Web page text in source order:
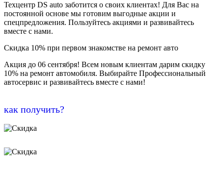
Техцентр DS auto заботится о своих клиентах! Для Вас на
постоянной основе мы готовим выгодные акции и
спецпредложения. Пользуйтесь акциями и развивайтесь
вместе с нами.
Скидка 10% при первом знакомстве на ремонт авто
Акция до 06 сентября! Всем новым клиентам дарим скидку
10% на ремонт автомобиля. Выбирайте Профессиональный
автосервис и развивайтесь вместе с нами!
как получить?